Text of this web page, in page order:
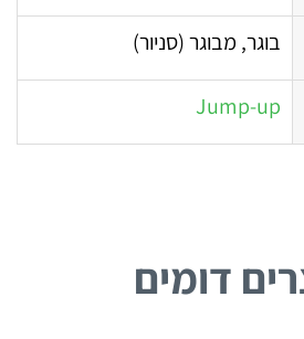
בוגר, מבוגר (סניור)
Jump-up
דומים